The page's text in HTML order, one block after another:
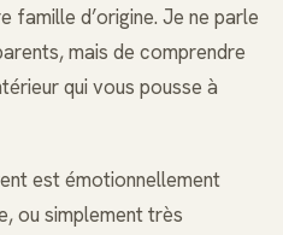
d’origine. Je ne parle
mais de comprendre
qui vous pousse à
est émotionnellement
ou simplement très